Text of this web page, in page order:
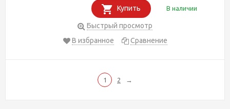
Купить В наличии
Быстрый просмотр
В избранное
Сравнение
1 2 →